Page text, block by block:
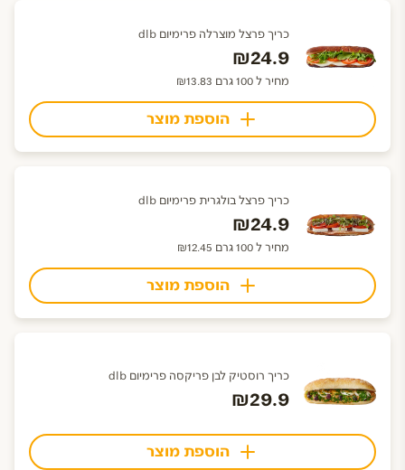
כריך פרצל מוצרלה פרימיום dlb
₪24.9
מחיר ל 100 גרם ₪13.83
הוספת מוצר
כריך פרצל בולגרית פרימיום dlb
₪24.9
מחיר ל 100 גרם ₪12.45
הוספת מוצר
כריך רוסטיק לבן פריקסה פרימיום dlb
₪29.9
הוספת מוצר